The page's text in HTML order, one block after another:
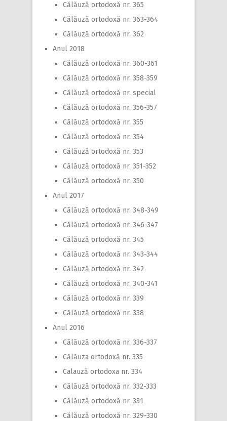
Călăuză ortodoxă nr. 365
Călăuză ortodoxă nr. 363-364
Călăuză ortodoxă nr. 362
Anul 2018
Călăuză ortodoxă nr. 360-361
Călăuză ortodoxă nr. 358-359
Călăuză ortodoxă nr. special
Călăuză ortodoxă nr. 356-357
Călăuză ortodoxă nr. 355
Călăuză ortodoxă nr. 354
Călăuză ortodoxă nr. 353
Călăuză ortodoxă nr. 351-352
Călăuză ortodoxă nr. 350
Anul 2017
Călăuză ortodoxă nr. 348-349
Călăuză ortodoxă nr. 346-347
Călăuză ortodoxă nr. 345
Călăuză ortodoxă nr. 343-344
Călăuză ortodoxă nr. 342
Călăuză ortodoxă nr. 340-341
Călăuză ortodoxă nr. 339
Călăuză ortodoxă nr. 338
Anul 2016
Călăuză ortodoxă nr. 336-337
Călăuza ortodoxă nr. 335
Calauză ortodoxa nr. 334
Călăuză ortodoxă nr. 332-333
Călăuză ortodoxă nr. 331
Călăuză ortodoxă nr. 329-330